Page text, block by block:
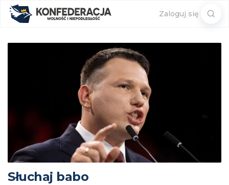
Zaloguj się
Słuchaj babo